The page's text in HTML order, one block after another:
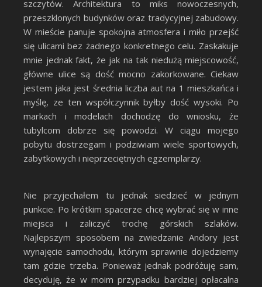
szczytów. Architektura to miks nowoczesnych,
przeszklonych budynków oraz tradycyjnej zabudowy.
W mieście panuje spokojna atmosfera i miło przejść
się ulicami bez żadnego konkretnego celu. Zaskakuje
mnie jednak fakt, że jak na tak niedużą miejscowość,
główne ulice są dość mocno zakorkowane. Ciekaw
jestem jaka jest średnia liczba aut na 1 mieszkańca i
myślę, ze ten współczynnik byłby dość wysoki. Po
markach i modelach dochodzę do wniosku, że
tubylcom dobrze się powodzi. W ciągu mojego
pobytu dostrzegam i podziwiam wiele sportowych,
zabytkowych i nieprzeciętnych egzemplarzy.
Nie przyjechałem tu jednak siedzieć w jednym
punkcie. Po krótkim spacerze chcę wybrać się w inne
miejsca i zaliczyć trochę górskich szlaków.
Najlepszym sposobem na zwiedzanie Andory jest
wynajęcie samochodu, którym sprawnie dojedziemy
tam gdzie trzeba. Ponieważ jednak podróżuję sam,
decyduję, że w moim przypadku bardziej opłacalna